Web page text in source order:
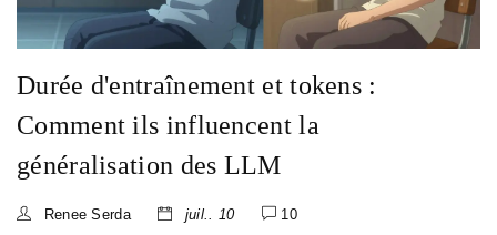
Durée d'entraînement et tokens :
Comment ils influencent la
généralisation des LLM
Renee Serda juil.. 10 10